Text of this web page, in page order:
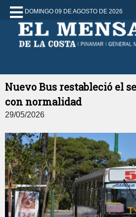
DOMINGO 09 DE AGOSTO DE 2026
Nuevo Bus restableció el
con normalidad
29/05/2026